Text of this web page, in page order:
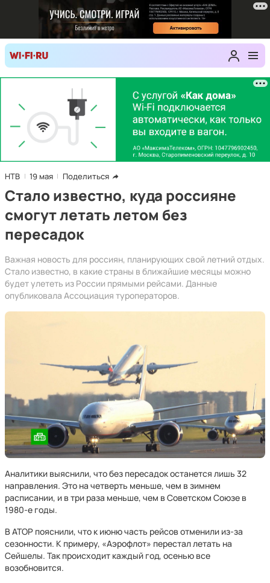
НТВ 19 мая Поделиться
Стало известно, куда россияне
смогут летать летом без
пересадок
Важная новость для россиян, планирующих свой летний отдых.
Стало известно, в какие страны в ближайшие месяцы можно
будет улететь из России прямыми рейсами. Данные
опубликовала Ассоциация туроператоров.
Аналитики выяснили, что без пересадок останется лишь 32
направления. Это на четверть меньше, чем в зимнем
расписании, и в три раза меньше, чем в Советском Союзе в
1980-е годы.
В АТОР пояснили, что к июню часть рейсов отменили из-за
сезонности. К примеру, «Аэрофлот» перестал летать на
Сейшелы. Так происходит каждый год, осенью все
возобновится.